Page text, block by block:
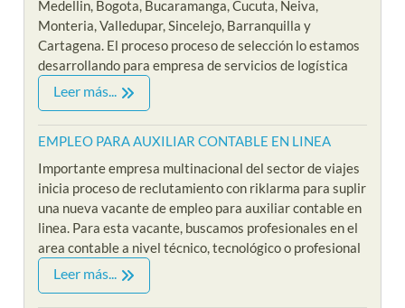
Medellin, Bogota, Bucaramanga, Cucuta, Neiva,
Monteria, Valledupar, Sincelejo, Barranquilla y
Cartagena. El proceso proceso de selección lo estamos
desarrollando para empresa de servicios de logística
Leer más...
EMPLEO PARA AUXILIAR CONTABLE EN LINEA
Importante empresa multinacional del sector de viajes
inicia proceso de reclutamiento con riklarma para suplir
una nueva vacante de empleo para auxiliar contable en
linea. Para esta vacante, buscamos profesionales en el
area contable a nivel técnico, tecnológico o profesional
Leer más...